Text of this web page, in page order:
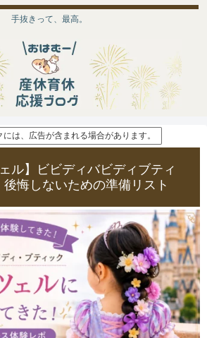
手抜きって、最高。
は、広告が含まれる場合があります。
ル】ビビディバビディブティ
後悔しないための準備リスト